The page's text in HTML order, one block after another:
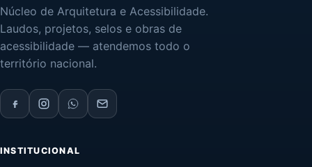
Núcleo de Arquitetura e Acessibilidade.
Laudos, projetos, selos e obras de
acessibilidade — atendemos todo o
território nacional.
INSTITUCIONAL